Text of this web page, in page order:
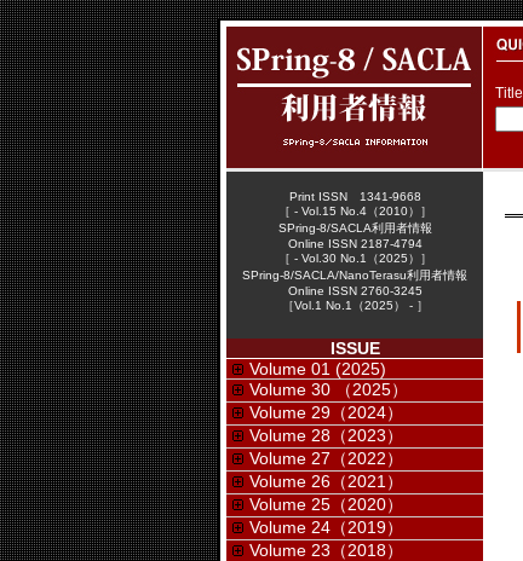
Title
Print ISSN 1341-9668
［ - Vol.15 No.4（2010）］
SPring-8/SACLA利用者情報
Online ISSN 2187-4794
［ - Vol.30 No.1（2025）］
SPring-8/SACLA/NanoTerasu利用者情報
Online ISSN 2760-3245
［Vol.1 No.1（2025） - ］
ISSUE
Volume 01 (2025)
Volume 30 （2025）
Volume 29（2024）
Volume 28（2023）
Volume 27（2022）
Volume 26（2021）
Volume 25（2020）
Volume 24（2019）
Volume 23（2018）